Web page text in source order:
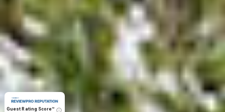
Guest Rating Score™